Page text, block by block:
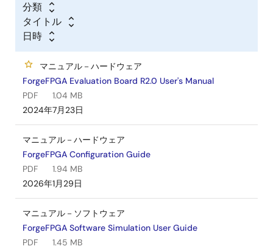
分類
タイトル
日時
マニュアル－ハードウェア
ForgeFPGA Evaluation Board R2.0 User's Manual
PDF
1.04 MB
2024年7月23日
マニュアル－ハードウェア
ForgeFPGA Configuration Guide
PDF
1.94 MB
2026年1月29日
マニュアル－ソフトウェア
ForgeFPGA Software Simulation User Guide
PDF
1.45 MB